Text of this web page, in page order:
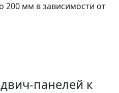
200 мм в зависимости от
панелей к